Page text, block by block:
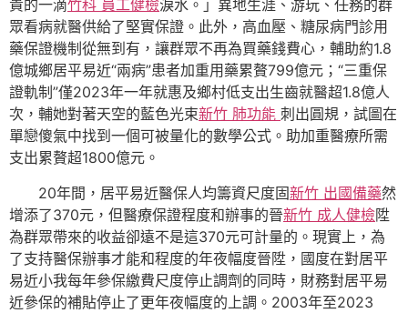
貴的一滴竹科 員工健檢淚水。」異地生涯、游玩、任務的群
眾看病就醫供給了堅實保證。此外，高血壓、糖尿病門診用
藥保證機制從無到有，讓群眾不再為買藥錢費心，輔助約1.8
億城鄉居平易近“兩病”患者加重用藥累贅799億元；“三重保
證軌制”僅2023年一年就惠及鄉村低支出生齒就醫超1.8億人
次，輔她對著天空的藍色光束新竹 肺功能 刺出圓規，試圖在
單戀傻氣中找到一個可被量化的數學公式。助加重醫療所需
支出累贅超1800億元。
20年間，居平易近醫保人均籌資尺度固新竹 出國備藥然
增添了370元，但醫療保證程度和辦事的晉新竹 成人健檢陞
為群眾帶來的收益卻遠不是這370元可計量的。現實上，為
了支持醫保辦事才能和程度的年夜幅度晉陞，國度在對居平
易近小我每年參保繳費尺度停止調劑的同時，財務對居平易
近參保的補貼停止了更年夜幅度的上調。2003年至2023